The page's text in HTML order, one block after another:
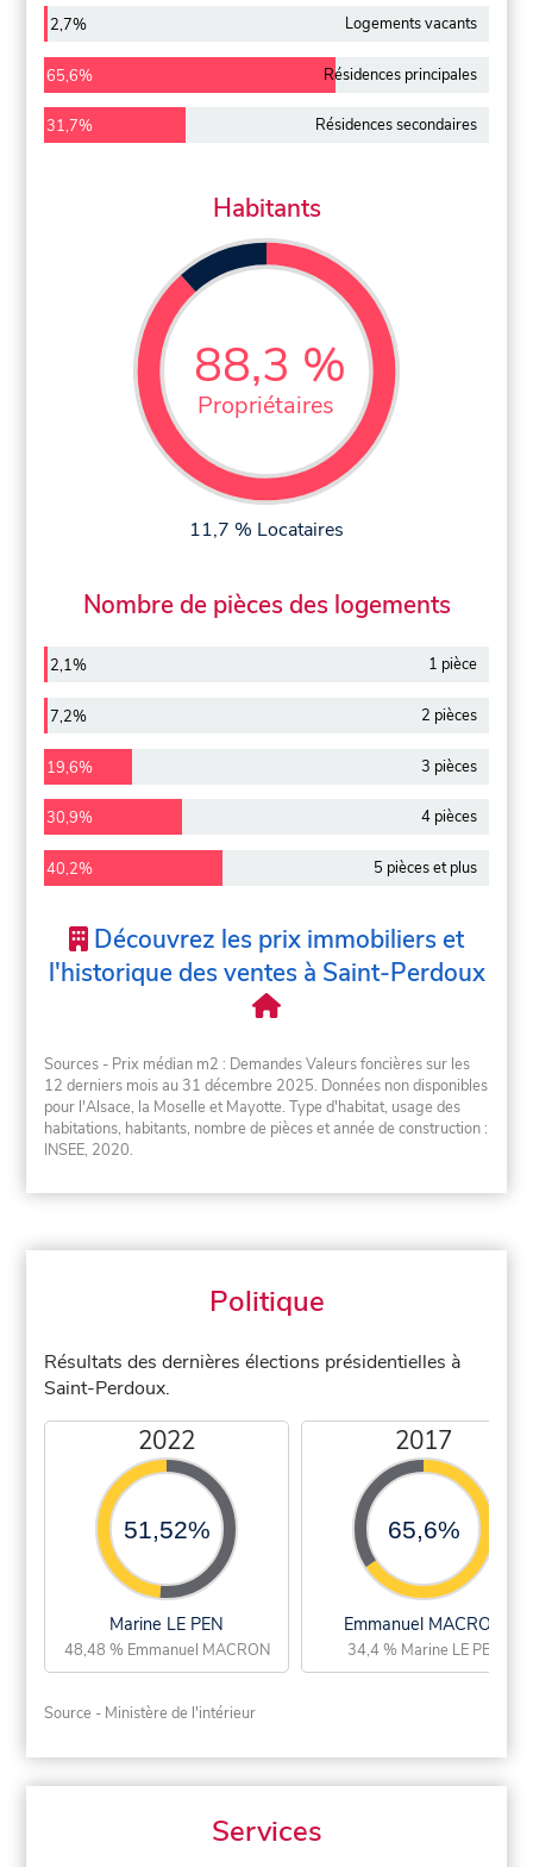
2,7% Logements vacants
65,6% Résidences principales
31,7% Résidences secondaires
Habitants
88,3 %
Propriétaires
11,7 % Locataires
Nombre de pièces des logements
2,1% 1 pièce
7,2% 2 pièces
19,6% 3 pièces
30,9% 4 pièces
40,2% 5 pièces et plus
Découvrez les prix immobiliers et
l'historique des ventes à Saint-Perdoux
Sources - Prix médian m2 : Demandes Valeurs foncières sur les
12 derniers mois au 31 décembre 2025. Données non disponibles
pour l'Alsace, la Moselle et Mayotte. Type d'habitat, usage des
habitations, habitants, nombre de pièces et année de construction :
INSEE, 2020.
Politique
Résultats des dernières élections présidentielles à
Saint-Perdoux.
2022
51,52%
Marine LE PEN
48,48 % Emmanuel MACRON
2017
65,6%
Emmanuel MACRON
34,4 % Marine LE PEN
Source - Ministère de l'intérieur
Services